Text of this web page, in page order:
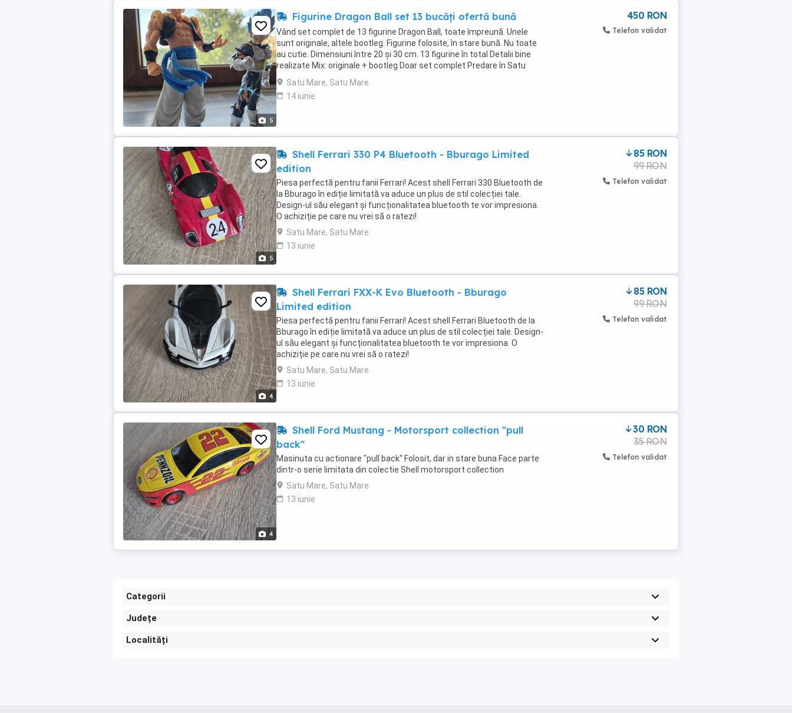
5
Figurine Dragon Ball set 13 bucăți ofertă bună
Vând set complet de 13 figurine Dragon Ball, toate împreună. Unele
sunt originale, altele bootleg. Figurine folosite, în stare bună. Nu toate
au cutie. Dimensiuni între 20 și 30 cm. 13 figurine în total Detalii bine
realizate Mix: originale + bootleg Doar set complet Predare în Satu
Mare Preț: 450 lei ...
Satu Mare, Satu Mare
14 iunie
450 RON
Telefon validat
5
Shell Ferrari 330 P4 Bluetooth - Bburago Limited
edition
Piesa perfectă pentru fanii Ferrari! Acest shell Ferrari 330 Bluetooth de
la Bburago în ediție limitată va aduce un plus de stil colecției tale.
Design-ul său elegant și funcționalitatea bluetooth te vor impresiona.
O achiziție pe care nu vrei să o ratezi!
Satu Mare, Satu Mare
13 iunie
85 RON
99 RON
Telefon validat
4
Shell Ferrari FXX-K Evo Bluetooth - Bburago
Limited edition
Piesa perfectă pentru fanii Ferrari! Acest shell Ferrari Bluetooth de la
Bburago în ediție limitată va aduce un plus de stil colecției tale. Design-
ul său elegant și funcționalitatea bluetooth te vor impresiona. O
achiziție pe care nu vrei să o ratezi!
Satu Mare, Satu Mare
13 iunie
85 RON
99 RON
Telefon validat
4
Shell Ford Mustang - Motorsport collection "pull
back"
Masinuta cu actionare "pull back" Folosit, dar in stare buna Face parte
dintr-o serie limitata din colectie Shell motorsport collection
Satu Mare, Satu Mare
13 iunie
30 RON
35 RON
Telefon validat
Categorii
Județe
Localități